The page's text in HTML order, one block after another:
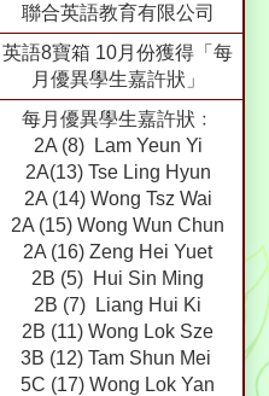
聯合英語教育有限公司
英語8寶箱 10月份獲得「每
月優異學生嘉許狀」
每月優異學生嘉許狀﹕
2A (8) Lam Yeun Yi
2A(13) Tse Ling Hyun
2A (14) Wong Tsz Wai
2A (15) Wong Wun Chun
2A (16) Zeng Hei Yuet
2B (5) Hui Sin Ming
2B (7) Liang Hui Ki
2B (11) Wong Lok Sze
3B (12) Tam Shun Mei
5C (17) Wong Lok Yan